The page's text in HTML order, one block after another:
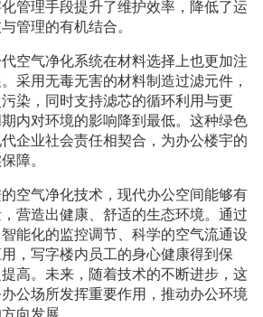
管理手段提升了维护效率，降低了运
管理的有机结合。
空气净化系统在材料选择上也更加注
采用无毒无害的材料制造过滤元件，
染，同时支持滤芯的循环利用与更
内对环境的影响降到最低。这种绿色
企业社会责任相契合，为办公楼宇的
障。
空气净化技术，现代办公空间能够有
营造出健康、舒适的生态环境。通过
能化的监控调节、科学的空气流通设
，写字楼内员工的身心健康得到保
高。未来，随着技术的不断进步，这
公场所发挥重要作用，推动办公环境